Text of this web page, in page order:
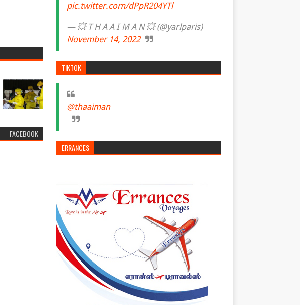
FACEBOOK
pic.twitter.com/dPpR204YTl
— 💥 T H A A I M A N 💥 (@yarlparis)
November 14, 2022
TIKTOK
@thaaiman
ERRANCES